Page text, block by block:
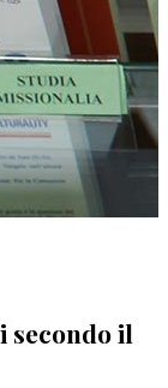
secondo il